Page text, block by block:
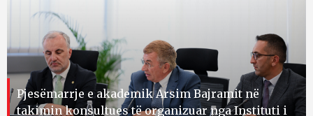
Pjesëmarrje e akademik Arsim Bajramit në
takimin konsultues të organizuar nga Instituti i